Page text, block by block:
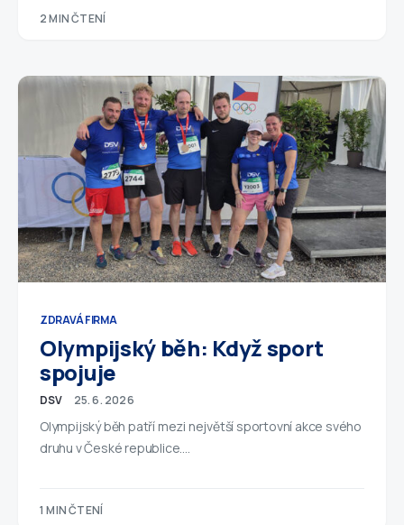
2 MIN ČTENÍ
ZDRAVÁ FIRMA
Olympijský běh: Když sport
spojuje
DSV 25. 6. 2026
Olympijský běh patří mezi největší sportovní akce svého
druhu v České republice.…
1 MIN ČTENÍ